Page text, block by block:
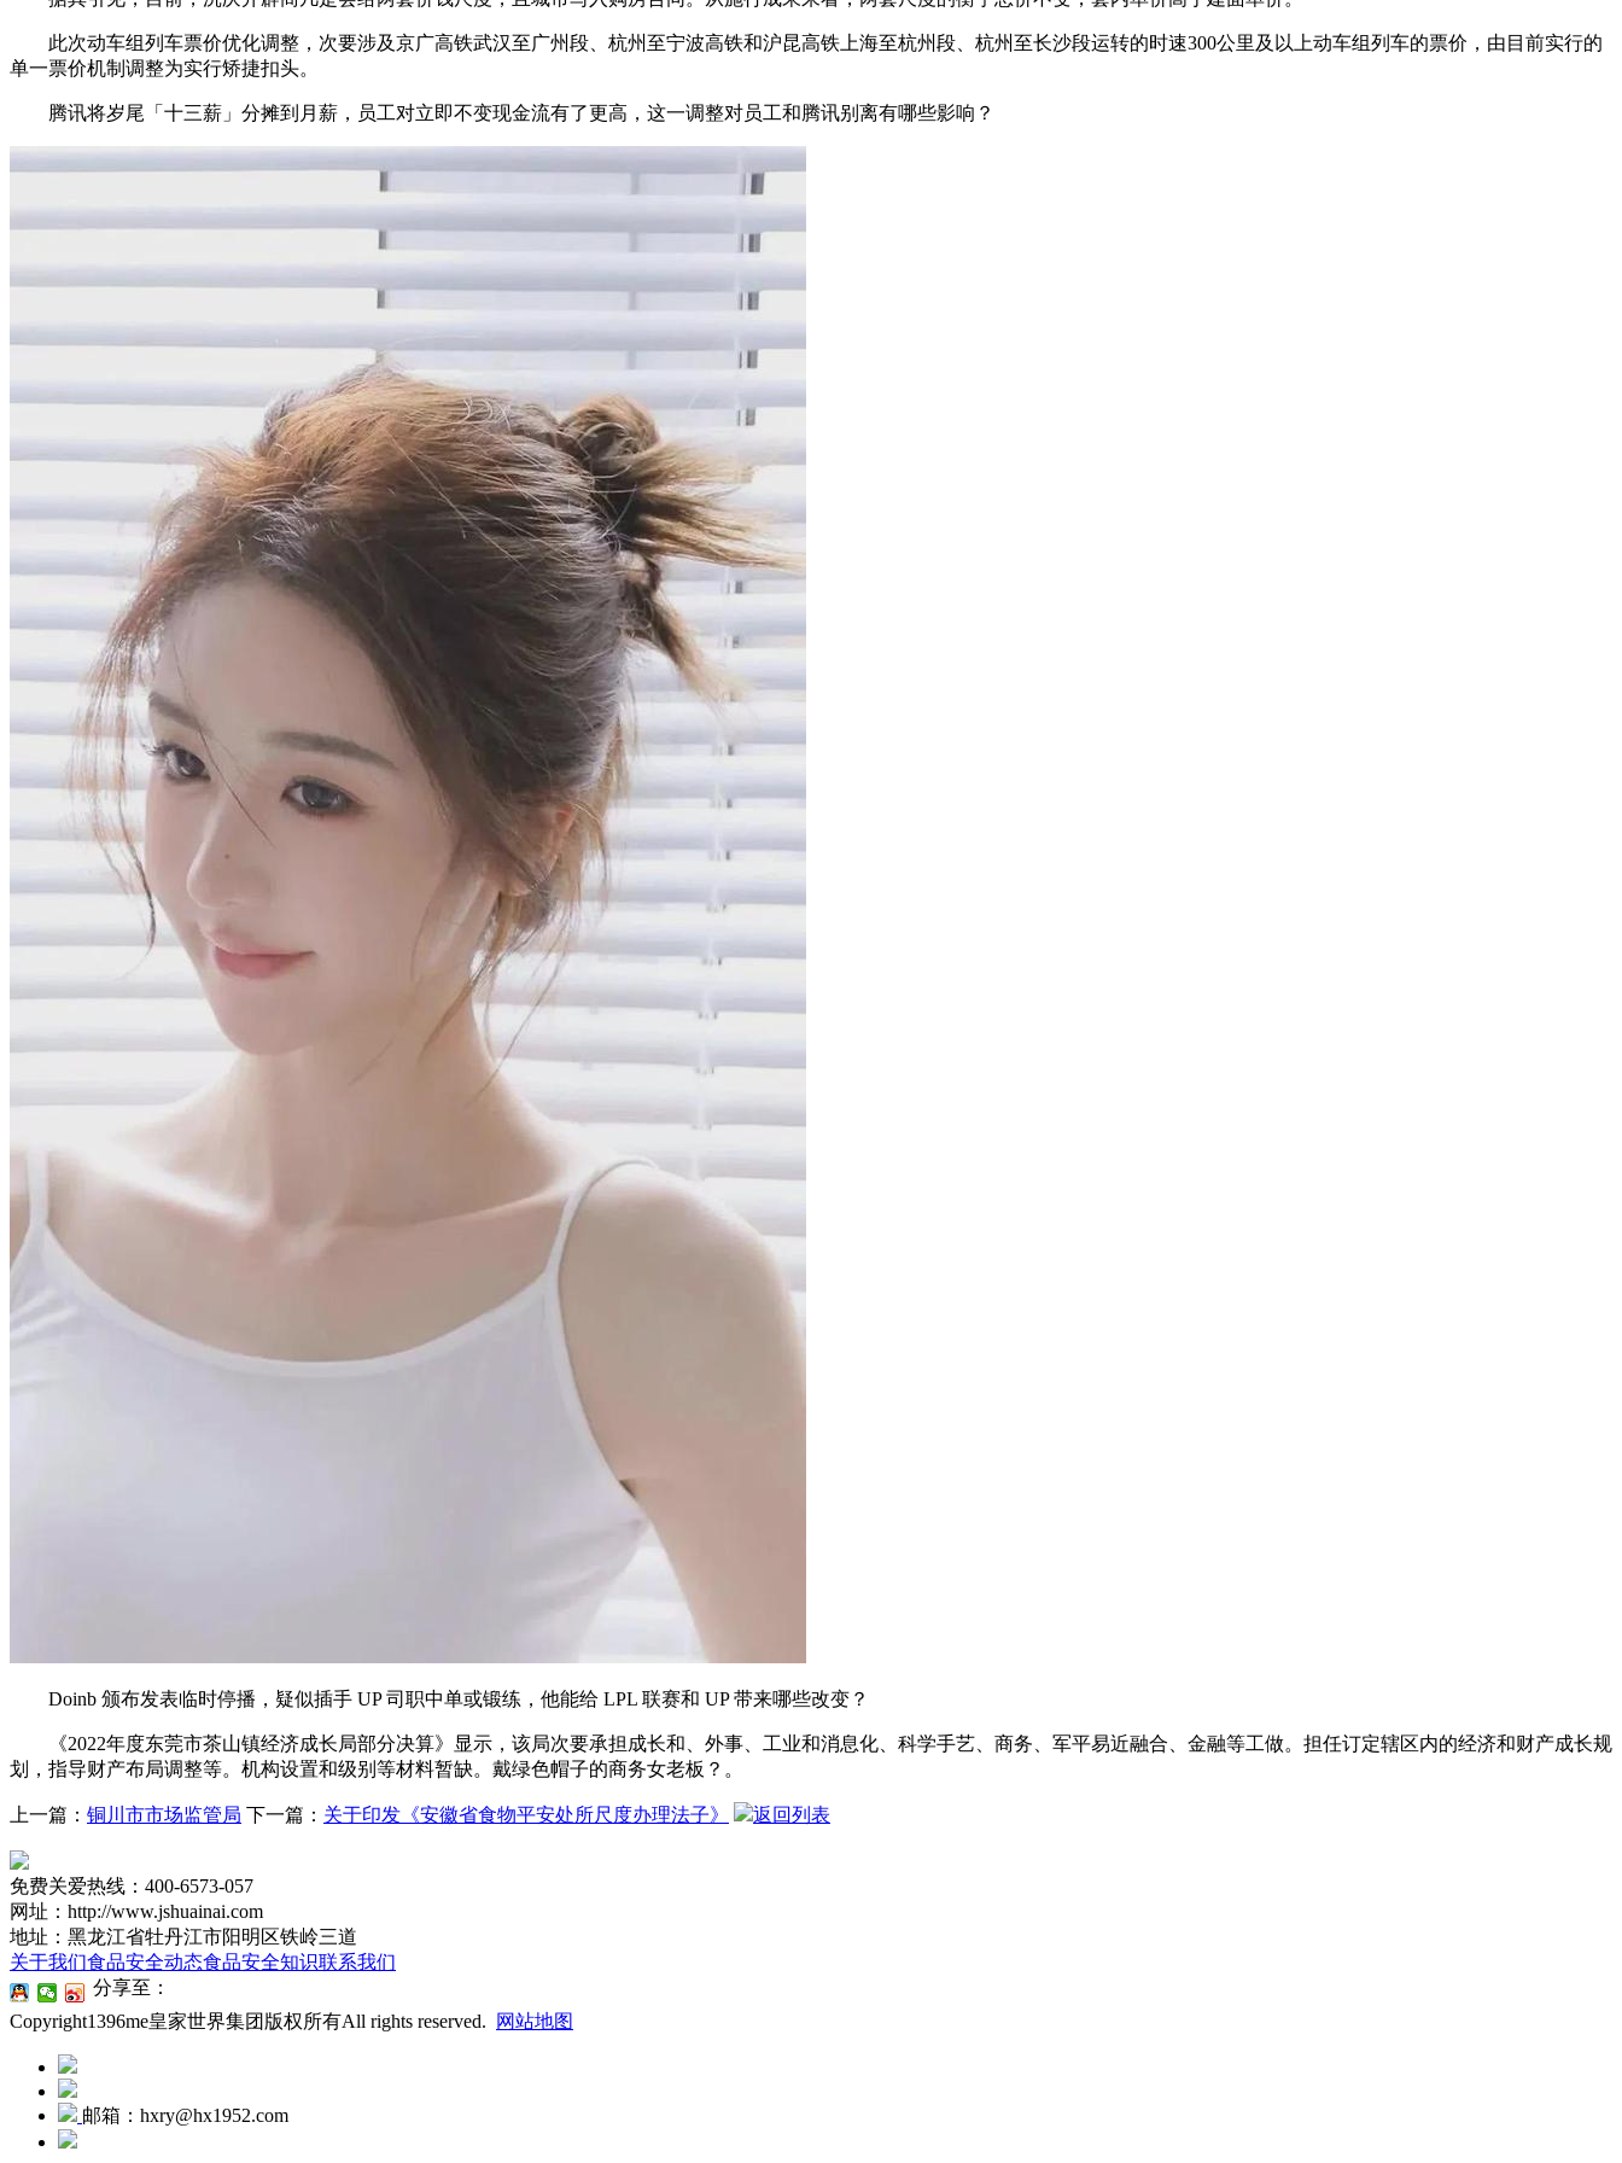
此次动车组列车票价优化调整，次要涉及京广高铁武汉至广州段、杭州至宁波高铁和沪昆高铁上海至杭州段、杭州至长沙段运转的时速300公里及以上动车组列车的票价，由目前实行的
单一票价机制调整为实行矫捷扣头。
腾讯将岁尾「十三薪」分摊到月薪，员工对立即不变现金流有了更高，这一调整对员工和腾讯别离有哪些影响？
Doinb 颁布发表临时停播，疑似插手 UP 司职中单或锻练，他能给 LPL 联赛和 UP 带来哪些改变？
《2022年度东莞市茶山镇经济成长局部分决算》显示，该局次要承担成长和、外事、工业和消息化、科学手艺、商务、军平易近融合、金融等工做。担任订定辖区内的经济和财产成长规
划，指导财产布局调整等。机构设置和级别等材料暂缺。戴绿色帽子的商务女老板？。
上一篇： 铜川市市场监管局 下一篇： 关于印发《安徽省食物平安处所尺度办理法子》 返回列表
免费关爱热线：400-6573-057
网址：http://www.jshuainai.com
地址：黑龙江省牡丹江市阳明区铁岭三道
关于我们食品安全动态食品安全知识联系我们
分享至：
Copyright1396me皇家世界集团版权所有All rights reserved.
网站地图
邮箱：hxry@hx1952.com